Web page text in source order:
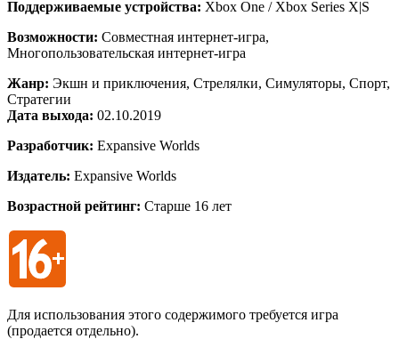
Поддерживаемые устройства: Xbox One / Xbox Series X|S
Возможности: Совместная интернет-игра,
Многопользовательская интернет-игра
Жанр: Экшн и приключения, Стрелялки, Симуляторы, Спорт,
Стратегии
Дата выхода: 02.10.2019
Разработчик: Expansive Worlds
Издатель: Expansive Worlds
Возрастной рейтинг: Старше 16 лет
Для использования этого содержимого требуется игра
(продается отдельно).